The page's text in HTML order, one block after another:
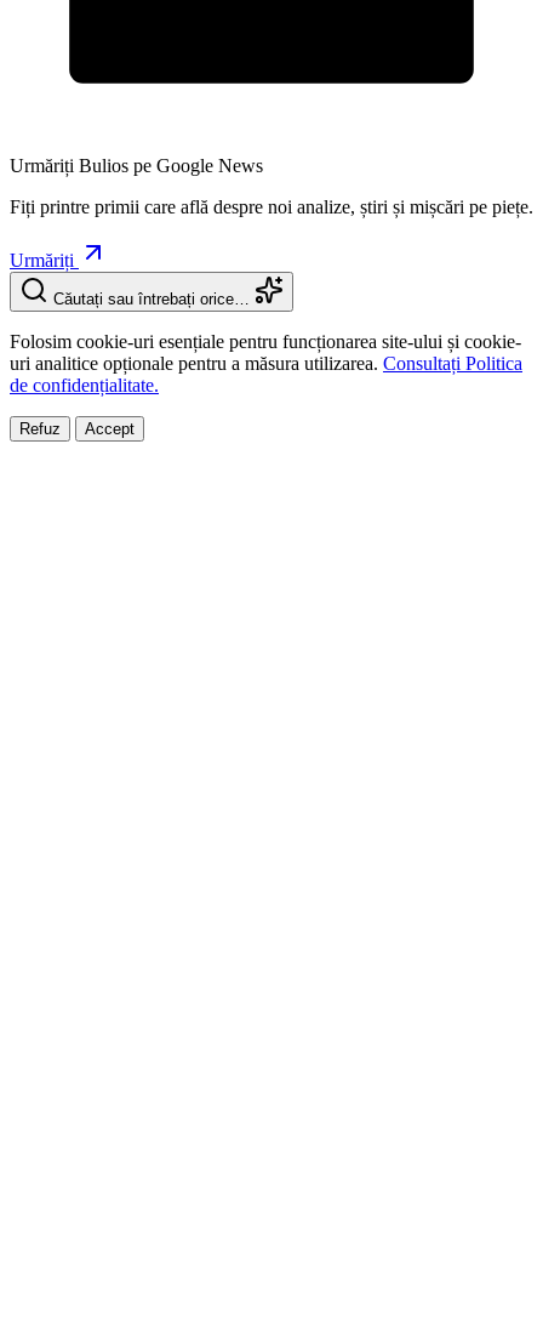
Urmăriți Bulios pe Google News
Fiți printre primii care află despre noi analize, știri și mișcări pe piețe.
Urmăriți
Căutați sau întrebați orice…
Folosim cookie-uri esențiale pentru funcționarea site-ului și cookie-
uri analitice opționale pentru a măsura utilizarea. Consultați Politica
de confidențialitate.
Refuz Accept